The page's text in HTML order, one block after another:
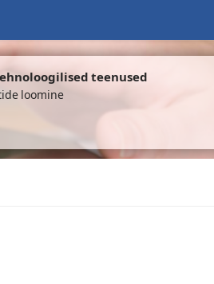
teenused
loomine